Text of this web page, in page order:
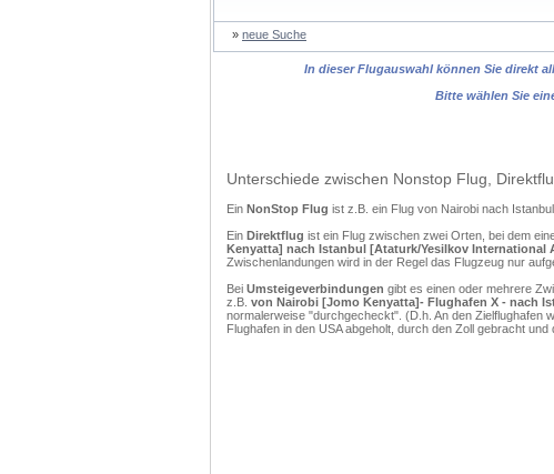
» neue Suche
In dieser Flugauswahl können Sie direkt
Bitte wählen Sie
Unterschiede zwischen Nonstop Flug,
Ein NonStop Flug ist z.B. ein Flug von Nairobi nach
Ein Direktflug ist ein Flug zwischen zwei Orten, bei dem
Kenyatta] nach Istanbul [Ataturk/Yesilkov International
Zwischenlandungen wird in der Regel das Flugzeug nur
Bei Umsteigeverbindungen gibt es einen oder mehrere
z.B. von Nairobi [Jomo Kenyatta]- Flughafen X - nach
normalerweise "durchgecheckt". (D.h. An den Zielflughafen
Flughafen in den USA abgeholt, durch den Zoll gebracht